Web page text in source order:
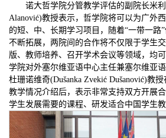
诺大哲学院分管教学评估的副院长米
Alanović)教授表示，哲学院将可以为广外
的短、中、长期学习项目，随着“一带一路
不断拓展，两院间的合作将不仅限于学生
版、教师培养、召开学术会议等领域，均
学院对外塞尔维亚语中心主任兼塞尔维亚
杜珊诺维奇(Dušanka Zvekić Dušanović)教授
教学情况介绍后，表示非常支持双方开展
学生发展需要的课程、 研发适合中国学生教